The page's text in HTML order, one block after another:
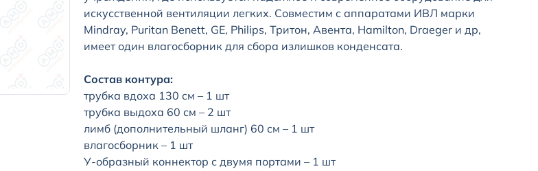
искусственной вентиляции легких. Совместим с аппаратами ИВЛ марки
Mindray, Puritan Benett, GE, Philips, Тритон, Авента, Hamilton, Draeger и др,
имеет один влагосборник для сбора излишков конденсата.
Состав контура:
трубка вдоха 130 см – 1 шт
трубка выдоха 60 см – 2 шт
лимб (дополнительный шланг) 60 см – 1 шт
влагосборник – 1 шт
У-образный коннектор с двумя портами – 1 шт